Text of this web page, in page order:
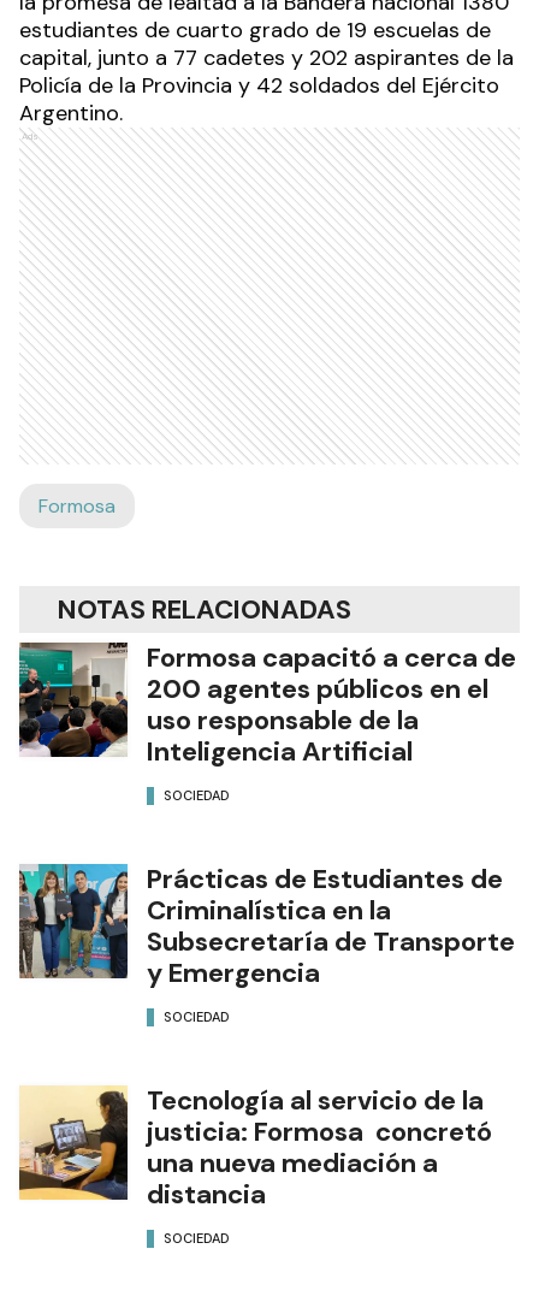
estudiantes de cuarto grado de 19 escuelas de
capital, junto a 77 cadetes y 202 aspirantes de la
Policía de la Provincia y 42 soldados del Ejército
Argentino.
Ads
Formosa
NOTAS RELACIONADAS
Formosa capacitó a cerca de
200 agentes públicos en el
uso responsable de la
Inteligencia Artificial
SOCIEDAD
Prácticas de Estudiantes de
Criminalística en la
Subsecretaría de Transporte
y Emergencia
SOCIEDAD
Tecnología al servicio de la
justicia: Formosa concretó
una nueva mediación a
distancia
SOCIEDAD